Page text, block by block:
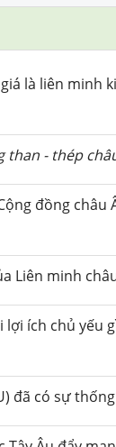
là liên minh
than - thép
đồng châu
Liên minh
lợi ích chủ yếu
đã có sự